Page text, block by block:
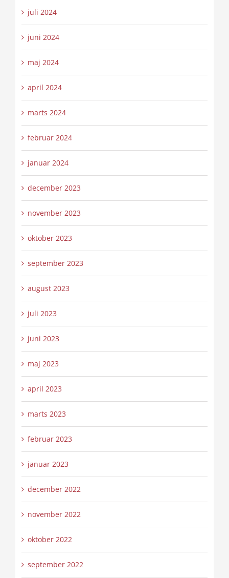
juli 2024
juni 2024
maj 2024
april 2024
marts 2024
februar 2024
januar 2024
december 2023
november 2023
oktober 2023
september 2023
august 2023
juli 2023
juni 2023
maj 2023
april 2023
marts 2023
februar 2023
januar 2023
december 2022
november 2022
oktober 2022
september 2022